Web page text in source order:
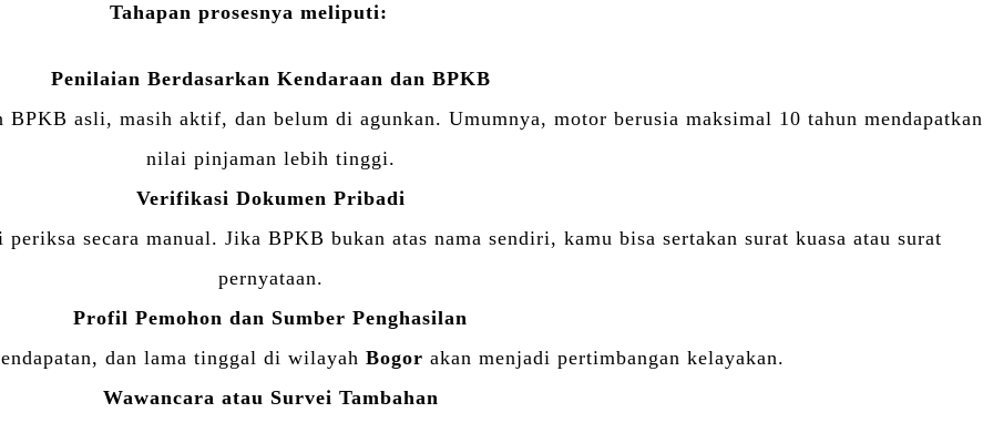
Tahapan prosesnya meliputi:
Penilaian Berdasarkan Kendaraan dan BPKB
asli, masih aktif, dan belum di agunkan. Umumnya, motor berusia maksimal 10 tahun mendapatkan
nilai pinjaman lebih tinggi.
Verifikasi Dokumen Pribadi
secara manual. Jika BPKB bukan atas nama sendiri, kamu bisa sertakan surat kuasa atau surat
pernyataan.
Profil Pemohon dan Sumber Penghasilan
dan lama tinggal di wilayah Bogor akan menjadi pertimbangan kelayakan.
Wawancara atau Survei Tambahan